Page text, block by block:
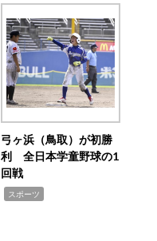
弓ヶ浜（鳥取）が初勝
利 全日本学童野球の1
回戦
スポーツ